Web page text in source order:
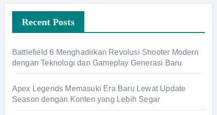
Recent Posts
Battlefield 6 Menghadirkan Revolusi Shooter Modern
dengan Teknologi dan Gameplay Generasi Baru
Apex Legends Memasuki Era Baru Lewat Update
Season dengan Konten yang Lebih Segar